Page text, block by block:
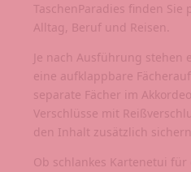
TaschenParadies finden
Alltag, Beruf und Reisen.
Je nach Ausführung stehen
eine aufklappbare
separate Fächer im
Verschlüsse mit
den Inhalt zusätzlich sichern.
Ob schlankes Kartenetui für